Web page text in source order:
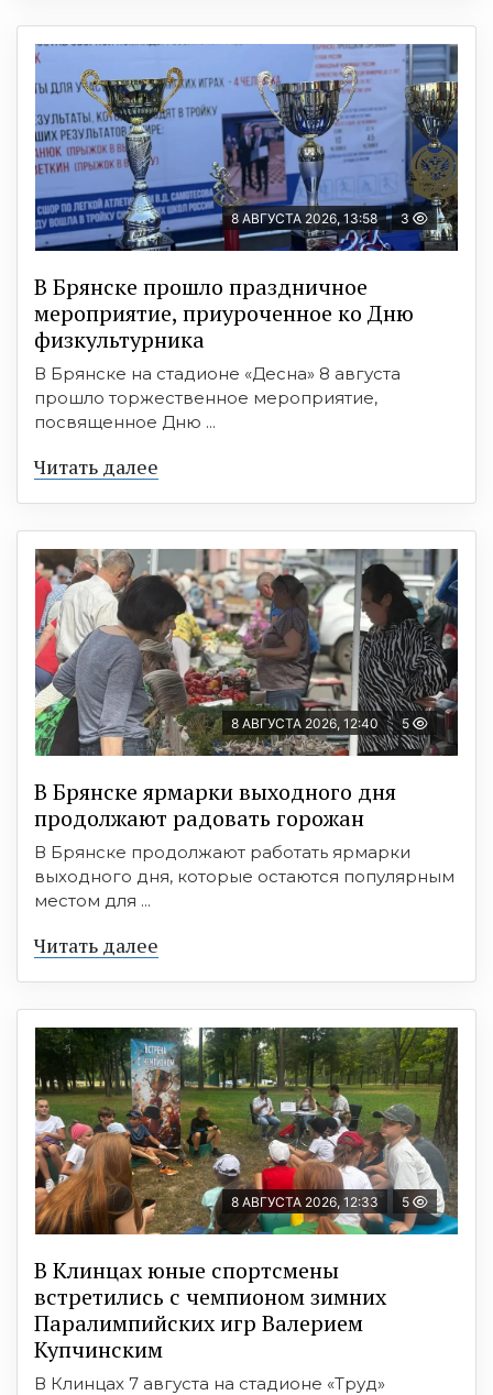
8 АВГУСТА 2026, 13:58 3
В Брянске прошло праздничное
мероприятие, приуроченное ко Дню
физкультурника
В Брянске на стадионе «Десна» 8 августа
прошло торжественное мероприятие,
посвященное Дню ...
Читать далее
8 АВГУСТА 2026, 12:40 5
В Брянске ярмарки выходного дня
продолжают радовать горожан
В Брянске продолжают работать ярмарки
выходного дня, которые остаются популярным
местом для ...
Читать далее
8 АВГУСТА 2026, 12:33 5
В Клинцах юные спортсмены
встретились с чемпионом зимних
Паралимпийских игр Валерием
Купчинским
В Клинцах 7 августа на стадионе «Труд»